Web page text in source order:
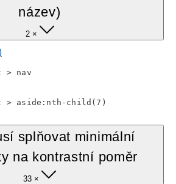
název)
2 ×
> nav
> aside:nth-child(7)
splňovat minimální
na kontrastní poměr
33 ×